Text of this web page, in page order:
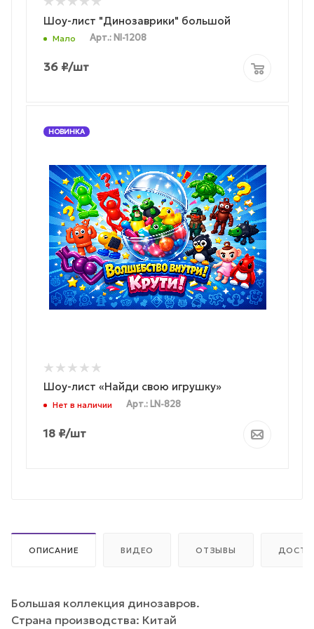
Шоу-лист "Динозаврики" большой
Мало Арт.: NI-1208
36 ₽/шт
НОВИНКА
Шоу-лист «Найди свою игрушку»
Нет в наличии Арт.: LN-828
18 ₽/шт
ОПИСАНИЕ ВИДЕО ОТЗЫВЫ
Большая коллекция динозавров.
Страна производства: Китай